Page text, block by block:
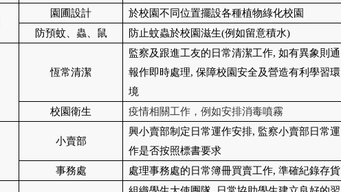
園圃設計
於校園不同位置擺設各種植物綠化校園
防預蚊、蟲、鼠
防止蚊蟲於校園滋生(例如留意積水)
恆常清潔
監察及跟進工友的日常清潔工作, 如有異象則通
報作即時處理, 保障校園安全及營造有利學習環
境
校園衛生
疫情相關工作，例如安排消毒噴霧
小賣部
興小賣部制定日常運作安排, 監察小賣部日常運
作是否按照標書要求
事務處
處理事務處的日常簿冊買賣工作, 準確紀錄存貨